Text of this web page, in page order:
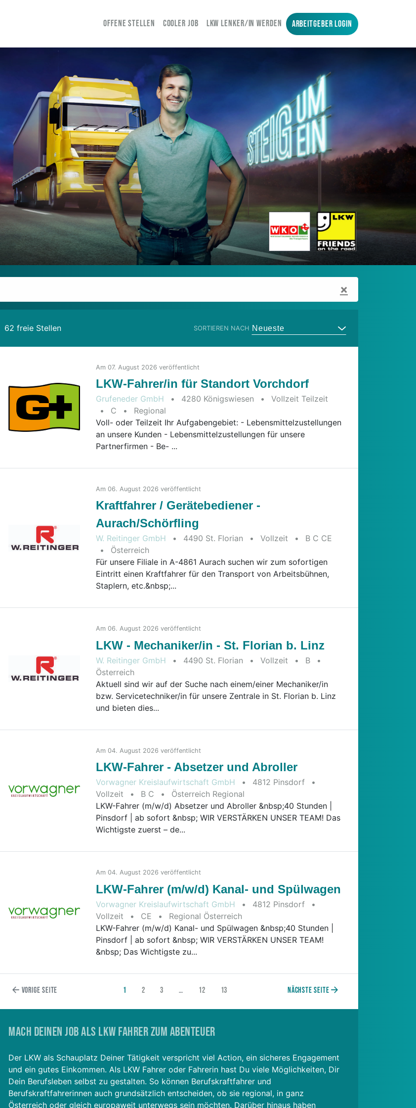
OFFENE STELLEN COOLER JOB LKW LENKER/IN WERDEN ARBEITGEBER LOGIN
×
62 freie Stellen SORTIEREN NACH Neueste
Am 07. August 2026 veröffentlicht
LKW-Fahrer/in für Standort Vorchdorf
Grufeneder GmbH • 4280 Königswiesen •
Vollzeit Teilzeit
•
C • Regional
Voll- oder Teilzeit Ihr Aufgabengebiet: - Lebensmittelzustellungen
an unsere Kunden - Lebensmittelzustellungen für unsere
Partnerfirmen - Be- ...
Am 06. August 2026 veröffentlicht
Kraftfahrer / Gerätebediener -
Aurach/Schörfling
W. Reitinger GmbH • 4490 St. Florian • Vollzeit •
B C CE
•
Österreich2026-08-06
Für unsere Filiale in A-4861 Aurach suchen wir zum sofortigen
Eintritt einen Kraftfahrer für den Transport von Arbeitsbühnen,
Staplern, etc.&nbsp;...
Am 06. August 2026 veröffentlicht
LKW - Mechaniker/in - St. Florian b. Linz
W. Reitinger GmbH • 4490 St. Florian • Vollzeit • B
•
Österreich2026-08-06
Aktuell sind wir auf der Suche nach einem/einer Mechaniker/in
bzw. Servicetechniker/in für unsere Zentrale in St. Florian b. Linz
und bieten dies...
Am 04. August 2026 veröffentlicht
LKW-Fahrer - Absetzer und Abroller
Vorwagner Kreislaufwirtschaft GmbH • 4812 Pinsdorf
•
Vollzeit
• B C • Österreich Regional
LKW-Fahrer (m/w/d) Absetzer und Abroller &nbsp;40 Stunden |
Pinsdorf | ab sofort &nbsp; WIR VERSTÄRKEN UNSER TEAM! Das
Wichtigste zuerst – de...
Am 04. August 2026 veröffentlicht
LKW-Fahrer (m/w/d) Kanal- und Spülwagen
Vorwagner Kreislaufwirtschaft GmbH • 4812 Pinsdorf
•
Vollzeit
• CE • Regional Österreich2026-08-04
LKW-Fahrer (m/w/d) Kanal- und Spülwagen &nbsp;40 Stunden |
Pinsdorf | ab sofort &nbsp; WIR VERSTÄRKEN UNSER TEAM!
&nbsp; Das Wichtigste zu...
Vorige Seite 1 2 3 … 12 13 Nächste Seite
Mach Deinen Job als LKW Fahrer zum Abenteuer
Der LKW als Schauplatz Deiner Tätigkeit verspricht viel Action, ein sicheres Engagement
und ein gutes Einkommen. Als LKW Fahrer oder Fahrerin hast Du viele Möglichkeiten, Dir
Dein Berufsleben selbst zu gestalten. So können Berufskraftfahrer und
Berufskraftfahrerinnen auch grundsätzlich entscheiden, ob sie regional, in ganz
Österreich oder gleich europaweit unterwegs sein möchten. Darüber hinaus haben